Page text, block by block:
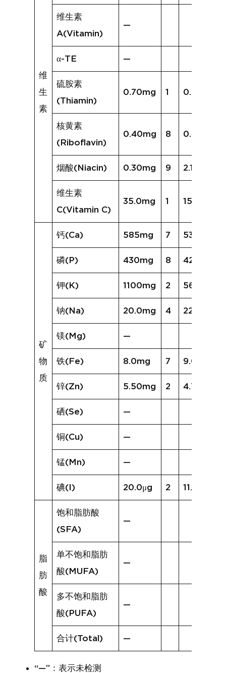
维
生
素
维生素
A(Vitamin)
—
α-TE —
硫胺素
(Thiamin)
0.70mg 1 0.56mg
核黄素
(Riboflavin)
0.40mg 8 0.45mg
烟酸(Niacin) 0.30mg 9 2.15mg
维生素
C(Vitamin C)
35.0mg 1 15.8mg
矿
物
质
钙(Ca) 585mg 7 539mg
磷(P) 430mg 8 428mg
钾(K) 1100mg 2 560mg
钠(Na) 20.0mg 4 22.8mg
镁(Mg) —
铁(Fe) 8.0mg 7 9.0mg
锌(Zn) 5.50mg 2 4.72mg
硒(Se) —
铜(Cu) —
锰(Mn) —
碘(I) 20.0μg 2 11.5μg
脂
肪
酸
饱和脂肪酸
(SFA)
—
单不饱和脂肪
酸(MUFA)
—
多不饱和脂肪
酸(PUFA)
—
合计(Total) —
“—”：表示未检测